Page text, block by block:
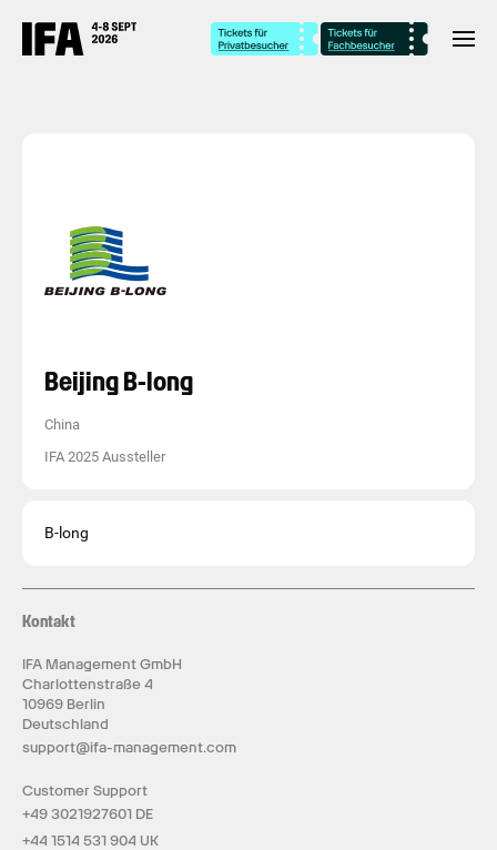
Beijing B-long
China
IFA 2025 Aussteller
B-long
Kontakt
IFA Management GmbH
Charlottenstraße 4
10969 Berlin
Deutschland
support@ifa-management.com
Customer Support
+49 3021927601 DE
+44 1514 531 904 UK